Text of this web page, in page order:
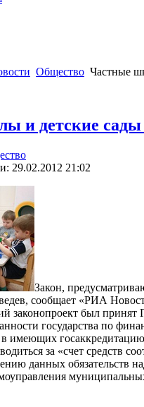
Общество Частные
и детские сады
29.02.2012 21:02
Закон,
сообщает «РИА
законопроект был
государства по
имеющих
за «счет
данных обязательств